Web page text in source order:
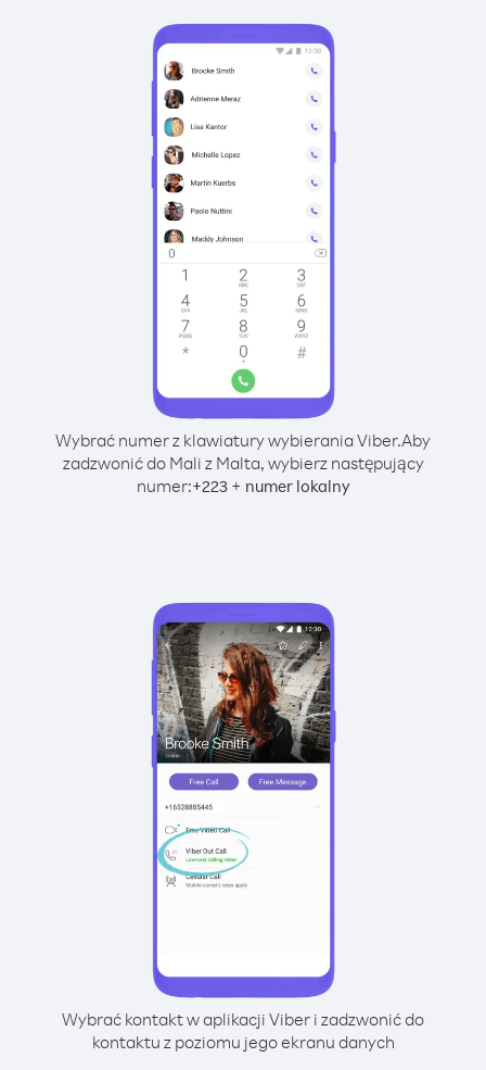
Wybrać numer z klawiatury wybierania Viber.Aby
zadzwonić do Mali z Malta, wybierz następujący
numer:+223+ numer lokalny
Wybrać kontakt w aplikacji Viber i zadzwonić do
kontaktu z poziomu jego ekranu danych